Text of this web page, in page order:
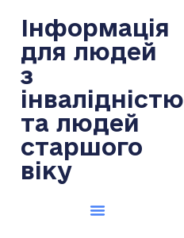
Інформація
для людей
з
інвалідністю
та людей
старшого
віку